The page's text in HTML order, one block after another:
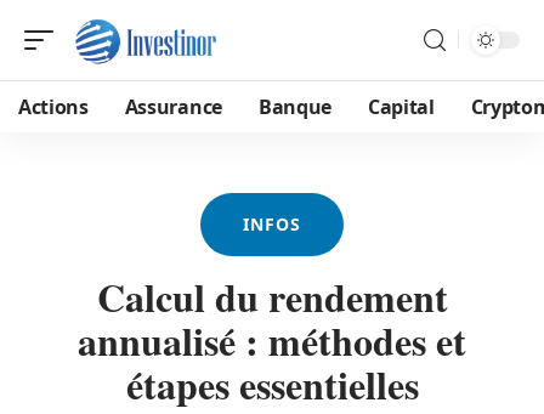
Actions Assurance Banque Capital
INFOS
Calcul du rendement
annualisé : méthodes et
étapes essentielles